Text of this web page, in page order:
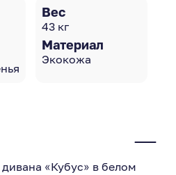
Вес
43 кг
Материал
Экокожа
«Кубус» в белом